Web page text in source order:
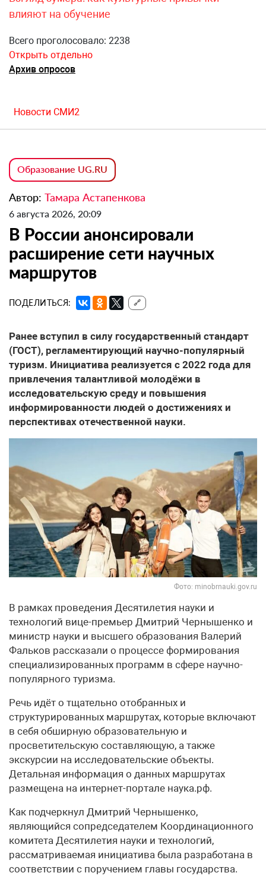
влияют на обучение
Всего проголосовало: 2238
Открыть отдельно
Архив опросов
Новости СМИ2
Образование UG.RU
Автор: Тамара Астапенкова
6 августа 2026, 20:09
В России анонсировали
расширение сети научных
маршрутов
ПОДЕЛИТЬСЯ: 🔗
Ранее вступил в силу государственный стандарт
(ГОСТ), регламентирующий научно-популярный
туризм. Инициатива реализуется с 2022 года для
привлечения талантливой молодёжи в
исследовательскую среду и повышения
информированности людей о достижениях и
перспективах отечественной науки.
Фото: minobrnauki.gov.ru
В рамках проведения Десятилетия науки и
технологий вице-премьер Дмитрий Чернышенко и
министр науки и высшего образования Валерий
Фальков рассказали о процессе формирования
специализированных программ в сфере научно-
популярного туризма.
Речь идёт о тщательно отобранных и
структурированных маршрутах, которые включают
в себя обширную образовательную и
просветительскую составляющую, а также
экскурсии на исследовательские объекты.
Детальная информация о данных маршрутах
размещена на интернет-портале наука.рф.
Как подчеркнул Дмитрий Чернышенко,
являющийся сопредседателем Координационного
комитета Десятилетия науки и технологий,
рассматриваемая инициатива была разработана в
соответствии с поручением главы государства.